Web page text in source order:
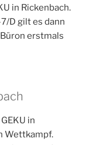
in Rickenbach.
D gilt es dann
erstmals
in
Wettkampf.